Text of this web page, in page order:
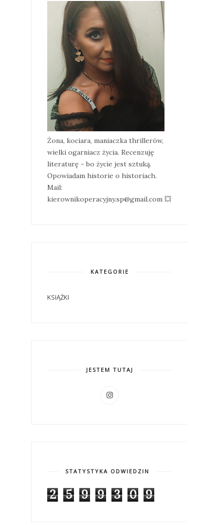
Żona, kociara, maniaczka thrillerów,
wielki ogarniacz życia. Recenzuję
literaturę - bo życie jest sztuką.
Opowiadam historie o historiach.
Mail:
kierownikoperacyjny.sp@gmail.com 💥
KATEGORIE
KSIĄŻKI
JESTEM TUTAJ
STATYSTYKA ODWIEDZIN
2 5 9 9 3 0 9